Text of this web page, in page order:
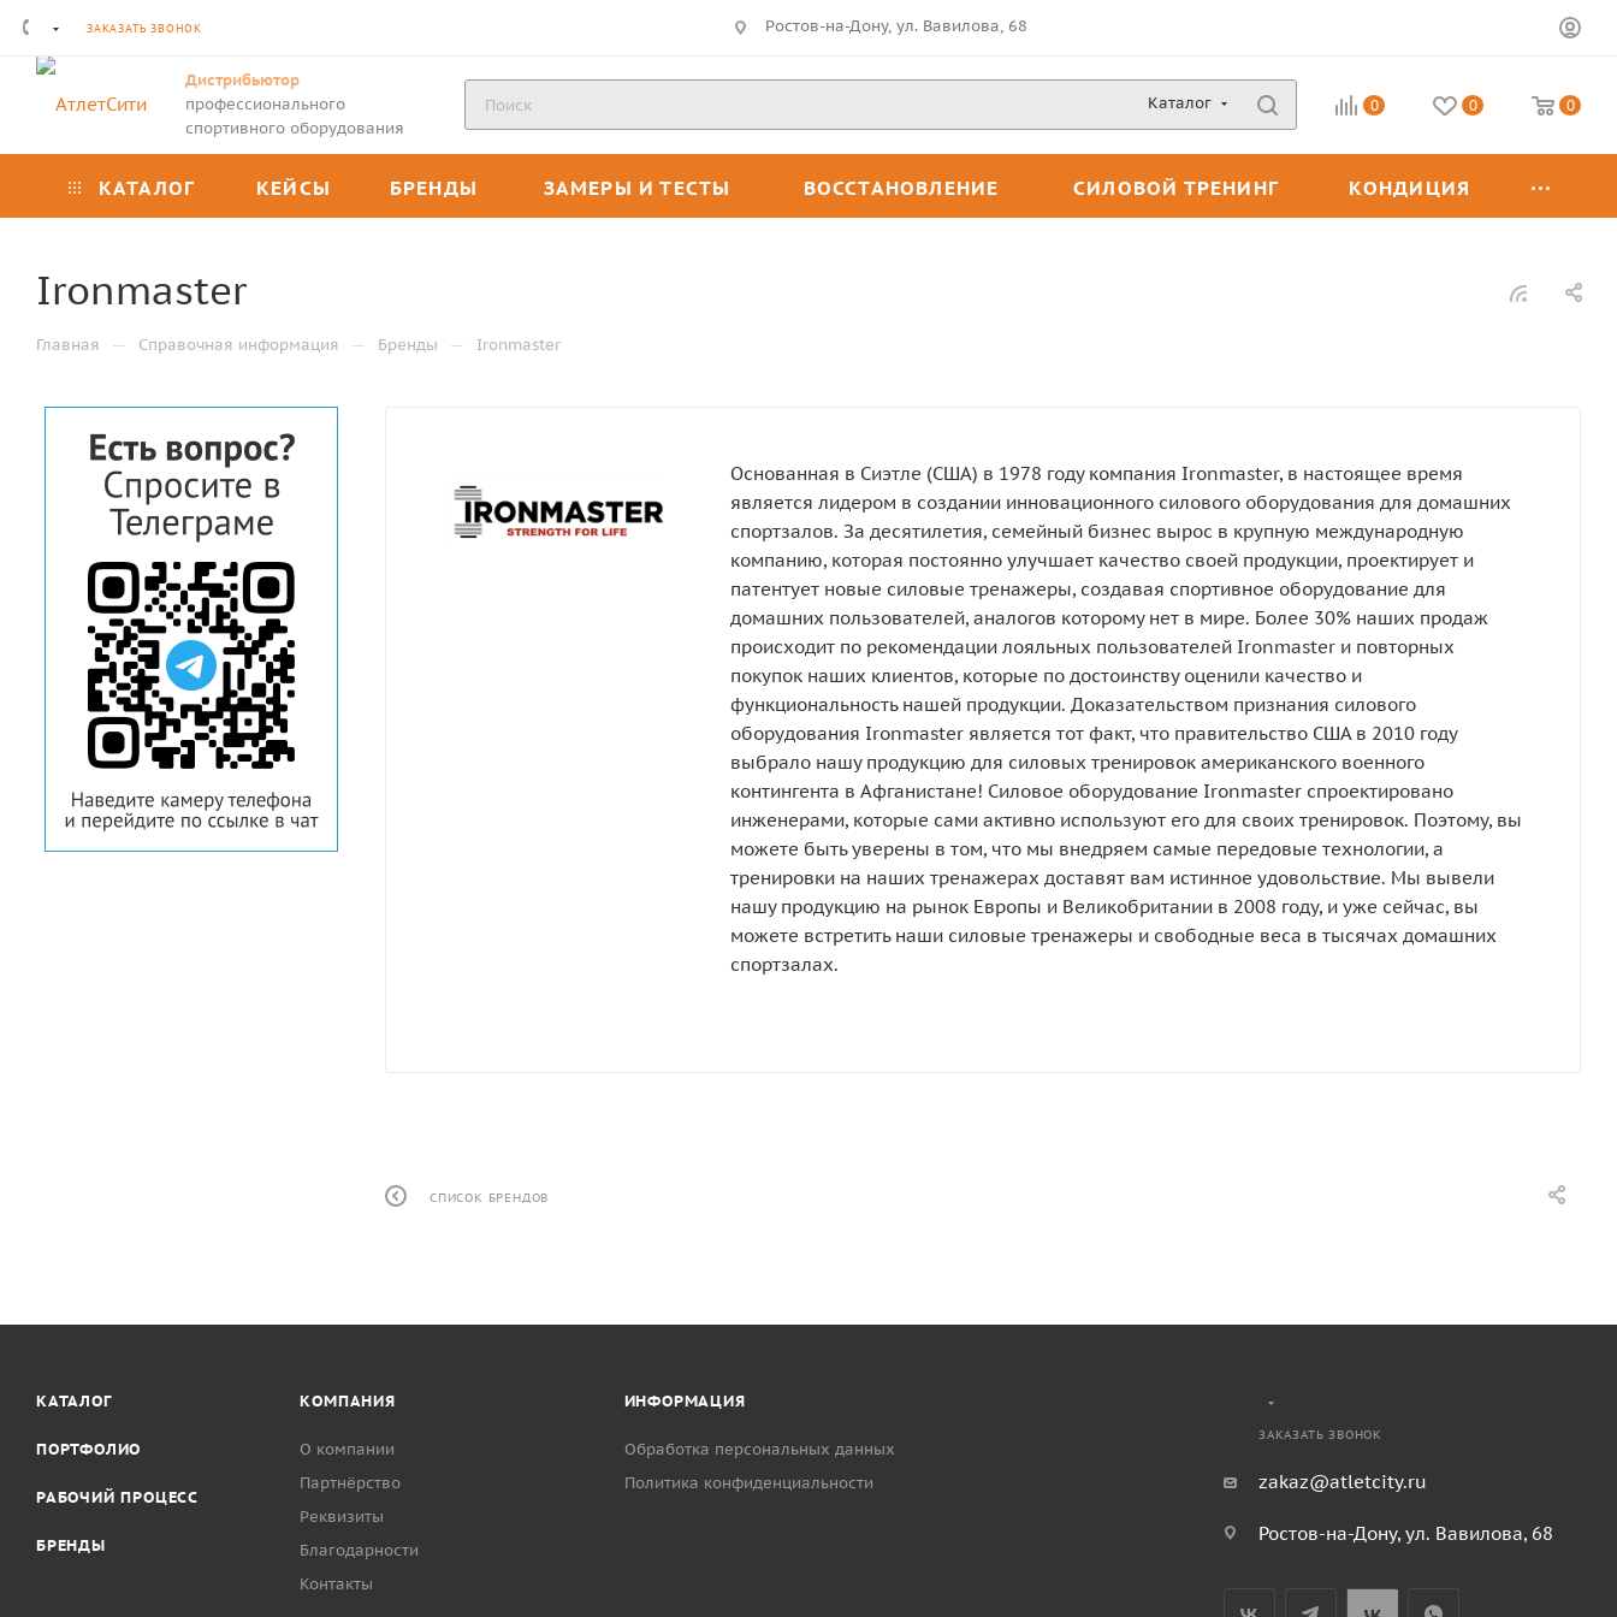
ЗАКАЗАТЬ ЗВОНОК Ростов-на-Дону, ул. Вавилова, 68
Дистрибьютор
профессионального
спортивного оборудования
Каталог 0 0 0
КАТАЛОГ КЕЙСЫ БРЕНДЫ ЗАМЕРЫ И ТЕСТЫ ВОССТАНОВЛЕНИЕ СИЛОВОЙ ТРЕНИНГ КОНДИЦИЯ
Ironmaster
Главная — Справочная информация — Бренды — Ironmaster
Основанная в Сиэтле (США) в 1978 году компания Ironmaster, в настоящее время
является лидером в создании инновационного силового оборудования для домашних
спортзалов. За десятилетия, семейный бизнес вырос в крупную международную
компанию, которая постоянно улучшает качество своей продукции, проектирует и
патентует новые силовые тренажеры, создавая спортивное оборудование для
домашних пользователей, аналогов которому нет в мире. Более 30% наших продаж
происходит по рекомендации лояльных пользователей Ironmaster и повторных
покупок наших клиентов, которые по достоинству оценили качество и
функциональность нашей продукции. Доказательством признания силового
оборудования Ironmaster является тот факт, что правительство США в 2010 году
выбрало нашу продукцию для силовых тренировок американского военного
контингента в Афганистане! Силовое оборудование Ironmaster спроектировано
инженерами, которые сами активно используют его для своих тренировок. Поэтому, вы
можете быть уверены в том, что мы внедряем самые передовые технологии, а
тренировки на наших тренажерах доставят вам истинное удовольствие. Мы вывели
нашу продукцию на рынок Европы и Великобритании в 2008 году, и уже сейчас, вы
можете встретить наши силовые тренажеры и свободные веса в тысячах домашних
спортзалах.
СПИСОК БРЕНДОВ
КАТАЛОГ
ПОРТФОЛИО
РАБОЧИЙ ПРОЦЕСС
БРЕНДЫ
КОМПАНИЯ
О компании
Партнёрство
Реквизиты
Благодарности
Контакты
ИНФОРМАЦИЯ
Обработка персональных данных
Политика конфиденциальности
ЗАКАЗАТЬ ЗВОНОК
zakaz@atletcity.ru
Ростов-на-Дону, ул. Вавилова, 68